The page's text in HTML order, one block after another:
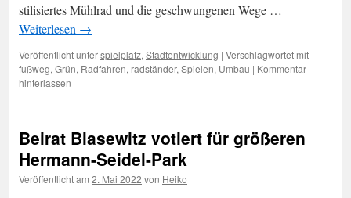
stilisiertes Mühlrad und die geschwungenen Wege …
Weiterlesen →
Veröffentlicht unterspielplatz, Stadtentwicklung | Verschlagwortet mit
fußweg, Grün, Radfahren, radständer, Spielen, Umbau | Kommentar
hinterlassen
Beirat Blasewitz votiert für größeren
Hermann-Seidel-Park
Veröffentlicht am 2. Mai 2022 von Heiko